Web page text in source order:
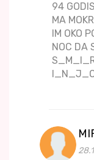
94
MA
IM OKO
NOC DA